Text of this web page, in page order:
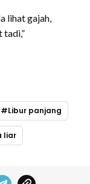
lihat gajah,
tadi,”
Libur panjang
liar